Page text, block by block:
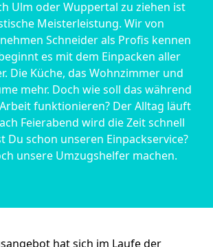
Ulm oder Wuppertal zu ziehen ist
Meisterleistung. Wir von
Schneider als Profis kennen
es mit dem Einpacken aller
Die Küche, das Wohnzimmer und
mehr. Doch wie soll das während
funktionieren? Der Alltag läuft
Feierabend wird die Zeit schnell
Du schon unseren Einpackservice?
unsere Umzugshelfer machen.
hat sich im Laufe der